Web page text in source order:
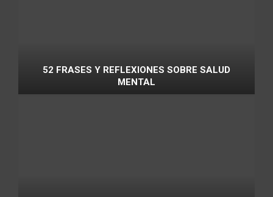
52 FRASES Y REFLEXIONES SOBRE SALUD
MENTAL